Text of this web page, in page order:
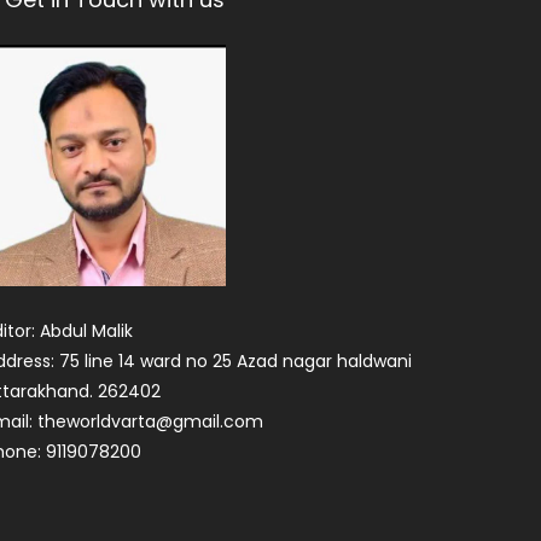
Abdul Malik
75 line 14 ward no 25 Azad nagar haldwani
262402
theworldvarta@gmail.com
9119078200